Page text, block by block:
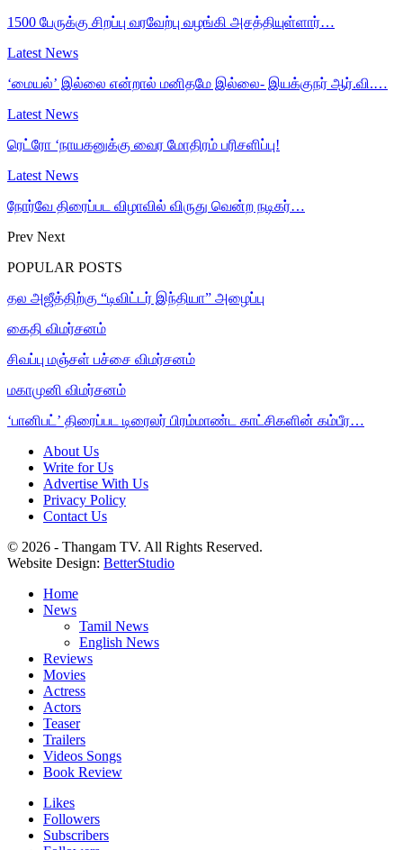
1500 பேருக்கு சிறப்பு வரவேற்பு வழங்கி அசத்தியுள்ளார்…
Latest News
‘மையல்’ இல்லை என்றால் மனிதமே இல்லை- இயக்குநர் ஆர்.வி.…
Latest News
ரெட்ரோ ‘நாயகனுக்கு வைர மோதிரம் பரிசளிப்பு!
Latest News
நோர்வே திரைப்பட விழாவில் விருது வென்ற நடிகர்…
Prev Next
POPULAR POSTS
தல அஜீத்திற்கு “டிவிட்டர் இந்தியா” அழைப்பு
கைதி விமர்சனம்
சிவப்பு மஞ்சள் பச்சை விமர்சனம்
மகாமுனி விமர்சனம்
‘பானிபட்’ திரைப்பட டிரைலர் பிரம்மாண்ட காட்சிகளின் கம்பீர…
About Us
Write for Us
Advertise With Us
Privacy Policy
Contact Us
© 2026 - Thangam TV. All Rights Reserved.
Website Design: BetterStudio
Home
News
Tamil News
English News
Reviews
Movies
Actress
Actors
Teaser
Trailers
Videos Songs
Book Review
Likes
Followers
Subscribers